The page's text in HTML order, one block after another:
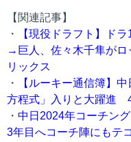
【関連記事】
・
【現役ドラフト】ド
→巨人、佐々木千隼が
リックス
・
【ルーキー通信簿】
方程式」入りと大躍進
・ 中日2024年コーチン
3年目へコーチ陣にもテ